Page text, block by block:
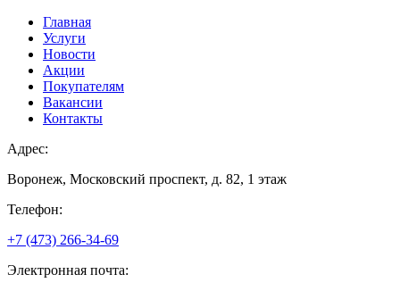
Главная
Услуги
Новости
Акции
Покупателям
Вакансии
Контакты
Адрес:
Воронеж, Московский проспект, д. 82, 1 этаж
Телефон:
+7 (473) 266-34-69
Электронная почта: